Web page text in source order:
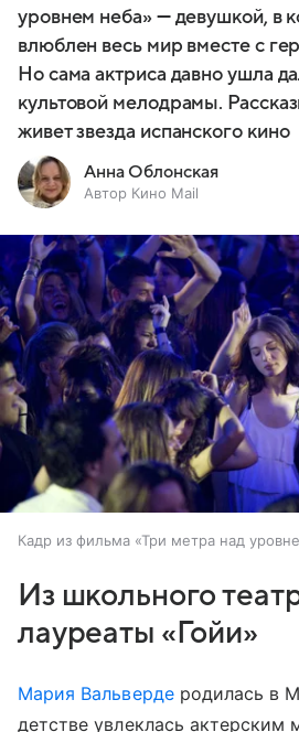
уровнем неба» — девушкой, в
влюблен весь мир вместе с
Но сама актриса давно ушла
культовой мелодрамы.
живет звезда испанского кино
Анна Облонская
Автор Кино Mail
Кадр из фильма «Три метра над
Из школьного
лауреаты «Гойи»
Мария Вальвердеродилась в
детстве увлеклась актерским